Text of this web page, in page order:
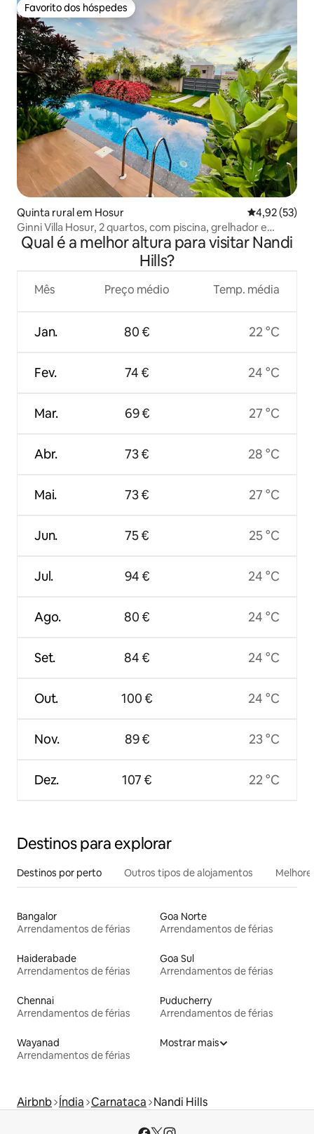
Favorito dos hóspedes
Favorito dos hóspedes
Quinta rural em Hosur Classificação
4,92 (53)
Ginni Villa Hosur, 2 quartos, com piscina, grelhador e
fogueira
Qual é a melhor altura para visitar Nandi
Hills?
Mês
Jan.
Fev.
Mar.
Abr.
Mai.
Jun.
Jul.
Ago.
Set.
Out.
Nov.
Dez.
Preço médio
80 €
74 €
69 €
73 €
73 €
75 €
94 €
80 €
84 €
100 €
89 €
107 €
Temp. média
22 °C
24 °C
27 °C
28 °C
27 °C
25 °C
24 °C
24 °C
24 °C
24 °C
23 °C
22 °C
Destinos para explorar
Destinos por perto Outros tipos de alojamentos
Bangalor
Arrendamentos de férias
Goa Norte
Arrendamentos de férias
Haiderabade
Arrendamentos de férias
Goa Sul
Arrendamentos de férias
Chennai
Arrendamentos de férias
Puducherry
Arrendamentos de férias
Wayanad
Arrendamentos de férias
Mostrar mais
Airbnb Índia Carnataca Nandi Hills